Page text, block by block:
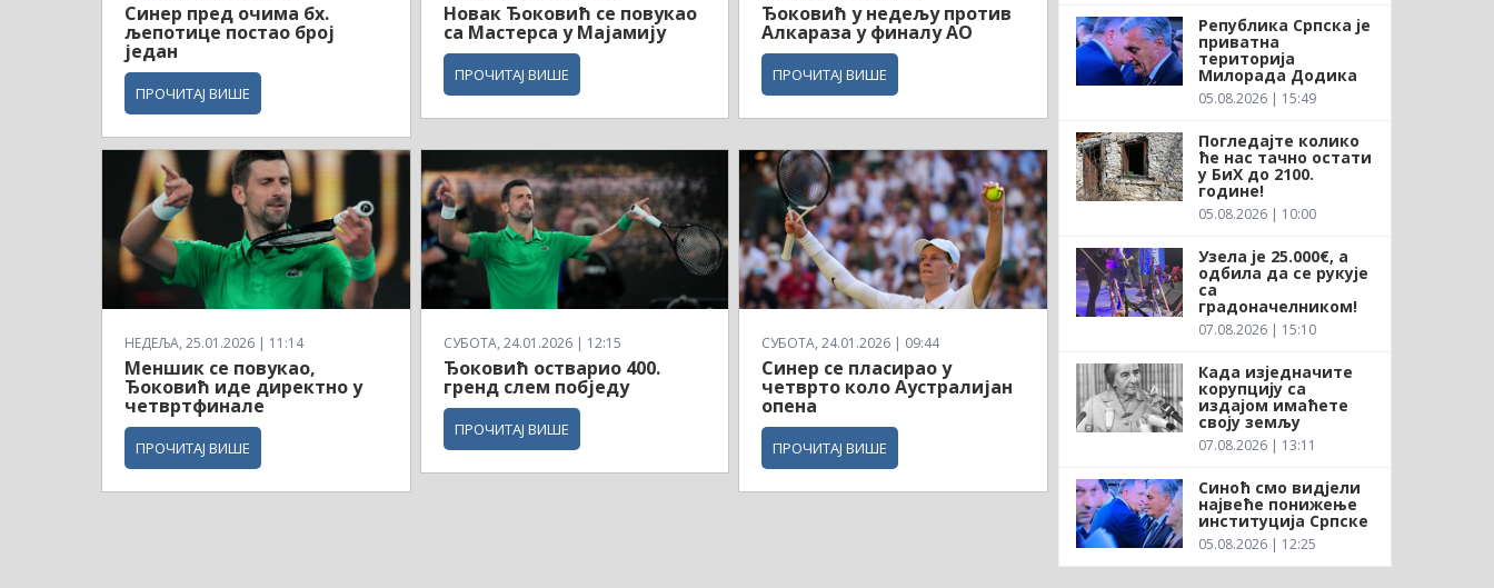
Синер пред очима бх.
љепотице постао број
један
ПРОЧИТАЈ ВИШЕ
Новак Ђоковић се повукао
са Мастерса у Мајамију
ПРОЧИТАЈ ВИШЕ
Ђоковић у недељу против
Алкараза у финалу АО
ПРОЧИТАЈ ВИШЕ
НЕДЕЉА, 25.01.2026 | 11:14
Меншик се повукао,
Ђоковић иде директно у
четвртфинале
ПРОЧИТАЈ ВИШЕ
СУБОТА, 24.01.2026 | 12:15
Ђоковић остварио 400.
гренд слем побједу
ПРОЧИТАЈ ВИШЕ
СУБОТА, 24.01.2026 | 09:44
Синер се пласирао у
четврто коло Аустралијан
опена
ПРОЧИТАЈ ВИШЕ
Република Српска је
приватна
територија
Милорада Додика
05.08.2026 | 15:49
Погледајте колико
ће нас тачно остати
у БиХ до 2100.
године!
05.08.2026 | 10:00
Узела је 25.000€, а
одбила да се рукује
са
градоначелником!
07.08.2026 | 15:10
Када изједначите
корупцију са
издајом имаћете
своју земљу
07.08.2026 | 13:11
Синоћ смо видјели
највеће понижење
институција Српске
05.08.2026 | 12:25